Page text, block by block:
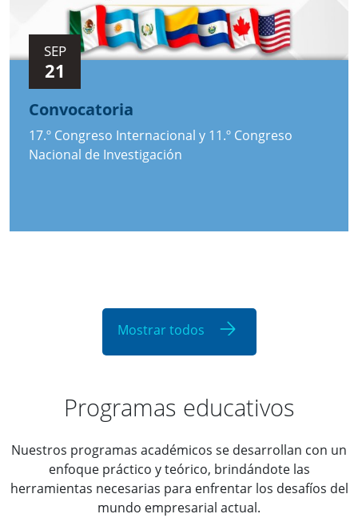
SEP
21
Convocatoria
17.º Congreso Internacional y 11.º Congreso
Nacional de Investigación
Mostrar todos
Programas educativos
Nuestros programas académicos se desarrollan con un
enfoque práctico y teórico, brindándote las
herramientas necesarias para enfrentar los desafíos del
mundo empresarial actual.